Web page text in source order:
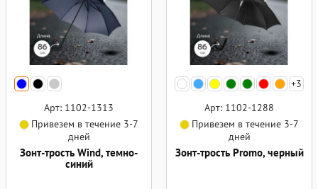
Арт: 1102-1313
Привезем в течение 3-7
дней
Зонт-трость Wind, темно-
синий
+3
Арт: 1102-1288
Привезем в течение 3-7
дней
Зонт-трость Promo, черный